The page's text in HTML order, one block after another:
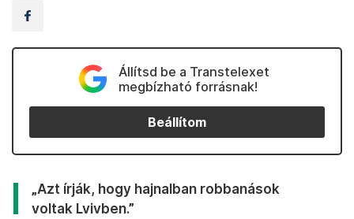
Állítsd be a Transtelexet
megbízható forrásnak!
Beállítom
„Azt írják, hogy hajnalban robbanások
voltak Lvivben.”